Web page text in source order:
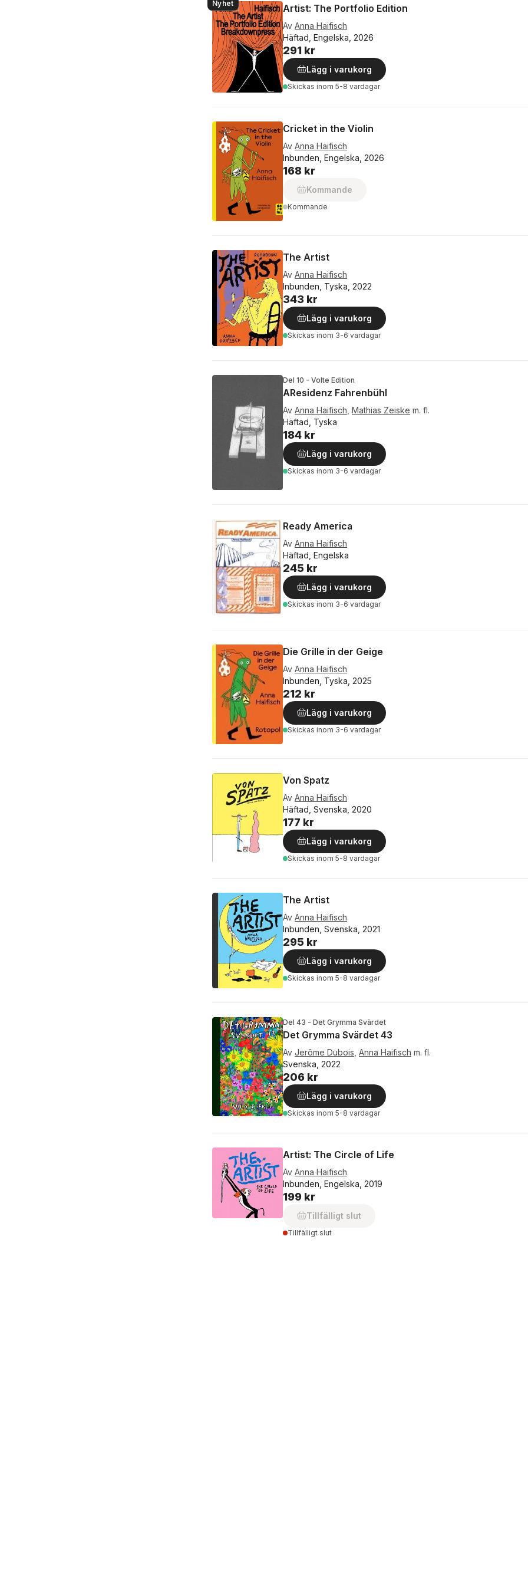
Nyhet Artist: The Portfolio Edition
Av Anna Haifisch
Häftad, Engelska, 2026
291 kr
Lägg i varukorg
Skickas inom 5-8 vardagar
Cricket in the Violin
Av Anna Haifisch
Inbunden, Engelska, 2026
168 kr
Kommande
Kommande
The Artist
Av Anna Haifisch
Inbunden, Tyska, 2022
343 kr
Lägg i varukorg
Skickas inom 3-6 vardagar
Del 10 - Volte Edition
AResidenz Fahrenbühl
Av Anna Haifisch Mathias Zeiske m. fl.
Häftad, Tyska
184 kr
Lägg i varukorg
Skickas inom 3-6 vardagar
Ready America
Av Anna Haifisch
Häftad, Engelska
245 kr
Lägg i varukorg
Skickas inom 3-6 vardagar
Die Grille in der Geige
Av Anna Haifisch
Inbunden, Tyska, 2025
212 kr
Lägg i varukorg
Skickas inom 3-6 vardagar
Von Spatz
Av Anna Haifisch
Häftad, Svenska, 2020
177 kr
Lägg i varukorg
Skickas inom 5-8 vardagar
The Artist
Av Anna Haifisch
Inbunden, Svenska, 2021
295 kr
Lägg i varukorg
Skickas inom 5-8 vardagar
Del 43 - Det Grymma Svärdet
Det Grymma Svärdet 43
Av Jerôme Dubois Anna Haifisch m. fl.
Svenska, 2022
206 kr
Lägg i varukorg
Skickas inom 5-8 vardagar
Artist: The Circle of Life
Av Anna Haifisch
Inbunden, Engelska, 2019
199 kr
Tillfälligt slut
Tillfälligt slut